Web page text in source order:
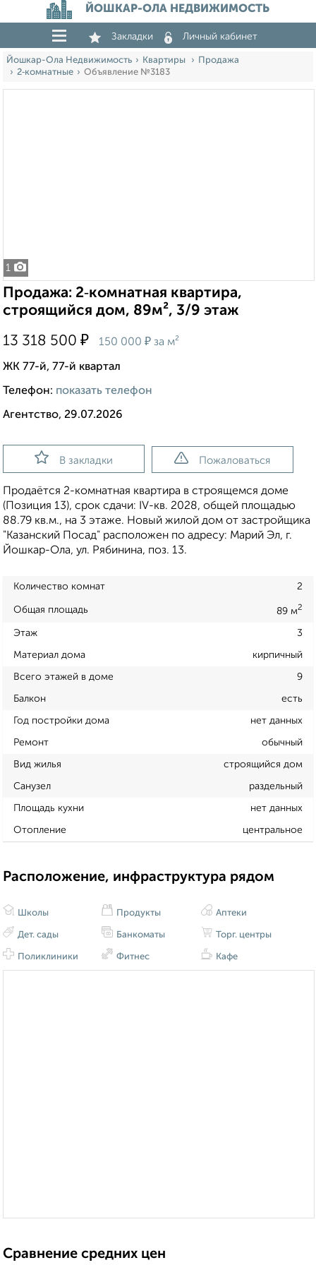
ЙОШКАР-ОЛА НЕДВИЖИМОСТЬ
Закладки Личный кабинет
Йошкар-Ола Недвижимость Квартиры
Продажа
2‑комнатные
Объявление №3183
1
Продажа: 2‑комнатная квартира,
строящийся дом, 89м², 3/9 этаж
13 318 500 ₽ 150 000 ₽ за м²
ЖК 77-й, 77-й квартал
Телефон: показать телефон
Агентство, 29.07.2026
В закладки Пожаловаться
Продаётся 2-комнатная квартира в строящемся доме
(Позиция 13), срок сдачи: IV-кв. 2028, общей площадью
88.79 кв.м., на 3 этаже. Новый жилой дом от застройщика
"Казанский Посад" расположен по адресу: Марий Эл, г.
Йошкар-Ола, ул. Рябинина, поз. 13.
Количество комнат 2
Общая площадь 89 м2
Этаж 3
Материал дома кирпичный
Всего этажей в доме 9
Балкон есть
Год постройки дома нет данных
Ремонт обычный
Вид жилья строящийся дом
Санузел раздельный
Площадь кухни нет данных
Отопление центральное
Расположение, инфраструктура рядом
Школы
Дет. сады
Поликлиники
Продукты
Банкоматы
Фитнес
Аптеки
Торг. центры
Кафе
Сравнение средних цен